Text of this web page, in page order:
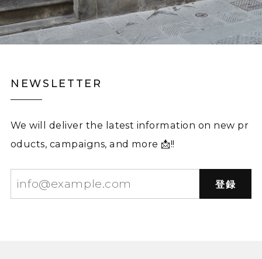
NEWSLETTER
We will deliver the latest information on new pr
oducts, campaigns, and more 📩!!
登録